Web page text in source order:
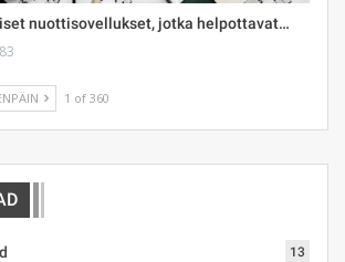
nuottisovellukset, jotka helpottavat…
83
1 of 360
13